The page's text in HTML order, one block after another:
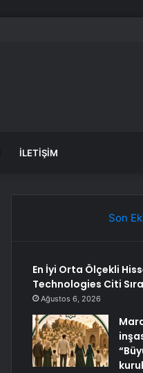
İLETIŞIM
Son
En İyi Orta Ölçekli
Technologies Citi
Ağustos 6, 2026